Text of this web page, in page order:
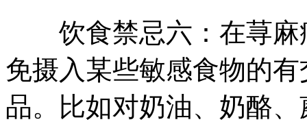
饮食禁忌六：在荨麻
免摄入某些敏感食物的
品。比如对奶油、奶酪